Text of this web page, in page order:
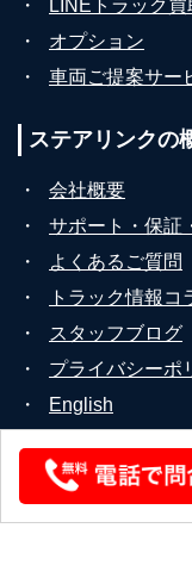
・
LINEトラック買
・
オプション
・
車両ご提案サー
ステアリンクの
・ 会社概要
・
サポート・保証
・
よくあるご質問
・
トラック情報コ
・
スタッフブログ
・
プライバシーポ
・
English